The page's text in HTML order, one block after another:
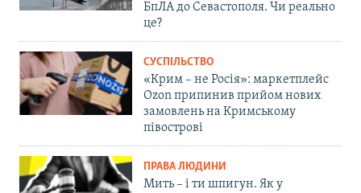
БпЛА до Севастополя. Чи реально
це?
СУСПІЛЬСТВО
«Крим – не Росія»: маркетплейс
Ozon припинив прийом нових
замовлень на Кримському
півострові
ПРАВА ЛЮДИНИ
Мить – і ти шпигун. Як у